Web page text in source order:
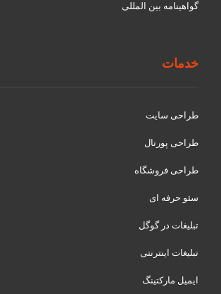
گواهينامه بین المللی
خدمات
طراحی سایت
طراحی پورتال
طراحی فروشگاه
سئو حرفه ای
تبلیغات در گوگل
تبلیغات اینترنتی
ایمیل مارکتینگ